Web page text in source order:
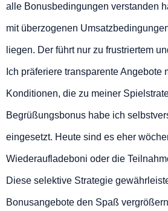
alle Bonusbedingungen verstanden
mit überzogenen
liegen. Der führt nur zu frustriertem
Ich präferiere transparente Angebote
Konditionen, die zu meiner
Begrüßungsbonus habe ich
eingesetzt. Heute sind es eher
Wiederaufladeboni oder die
Diese selektive Strategie
Bonusangebote den Spaß